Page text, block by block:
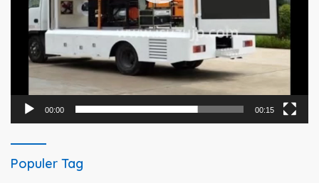
00:00 00:15
Populer Tag